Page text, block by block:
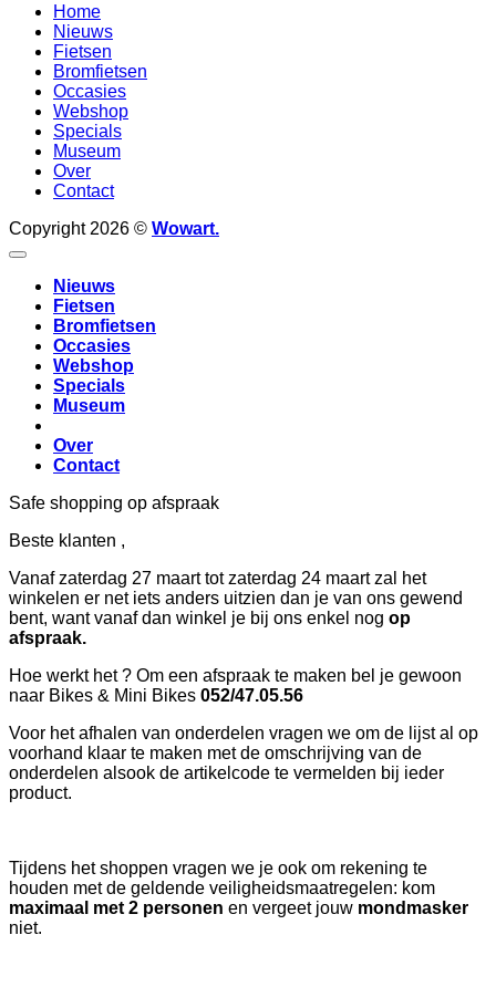
Home
Nieuws
Fietsen
Bromfietsen
Occasies
Webshop
Specials
Museum
Over
Contact
Copyright 2026 © Wowart.
Nieuws
Fietsen
Bromfietsen
Occasies
Webshop
Specials
Museum
Over
Contact
Safe shopping op afspraak
Beste klanten ,
Vanaf zaterdag 27 maart tot zaterdag 24 maart zal het
winkelen er net iets anders uitzien dan je van ons gewend
bent, want vanaf dan winkel je bij ons enkel nog op
afspraak.
Hoe werkt het ? Om een afspraak te maken bel je gewoon
naar Bikes & Mini Bikes 052/47.05.56
Voor het afhalen van onderdelen vragen we om de lijst al op
voorhand klaar te maken met de omschrijving van de
onderdelen alsook de artikelcode te vermelden bij ieder
product.
Tijdens het shoppen vragen we je ook om rekening te
houden met de geldende veiligheidsmaatregelen: kom
maximaal met 2 personen en vergeet jouw mondmasker
niet.